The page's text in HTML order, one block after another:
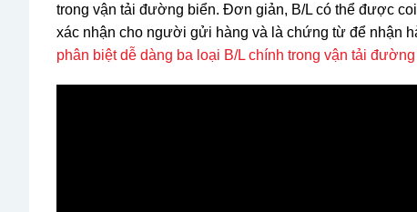
trong vận tải đường biển. Đơn giản, B/L có thể được
xác nhận cho người gửi hàng và là chứng từ để nhận
phân biệt dễ dàng ba loại B/L chính trong vận tải